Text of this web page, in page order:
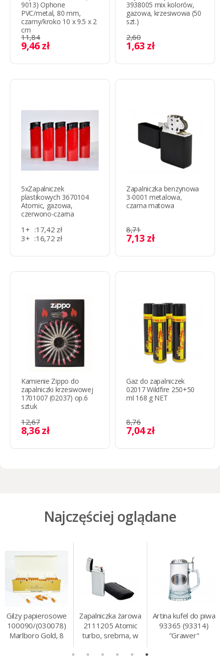
9013) Ophone
PVC/metal, 80 mm,
czarny/kroko 10 x 9.5 х 2
cm
11,84
9,46 zł
3938005 mix kolorów,
gazowa, krzesiwowa (50
szt.)
2,60
1,63 zł
5xZapalniczek
plastikowych 3670104
Atomic, gazowa,
czerwono-czarna
1+ :17,42 zł
3+ :16,72 zł
Zapalniczka benzynowa
3-0001 metalowa,
czarna matowa
8,71
7,13 zł
Kamienie Zippo do
zapalniczki krzesiwowej
1701007 (02037) op.6
sztuk
12,67
8,36 zł
Gaz do zapalniczek
02017 Wildfire 250+50
ml 168 g NET
8,76
7,04 zł
Najczęściej oglądane
Gilzy papierosowe
100090/(030078)
Marlboro Gold, 8
Zapalniczka żarowa
2111205 Atomic
turbo, srebrna, w
Artina kufel do piwa
93365 (93314)
"Grawer"